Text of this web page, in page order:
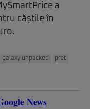
a
căștile în
galaxy unpacked
pret
News